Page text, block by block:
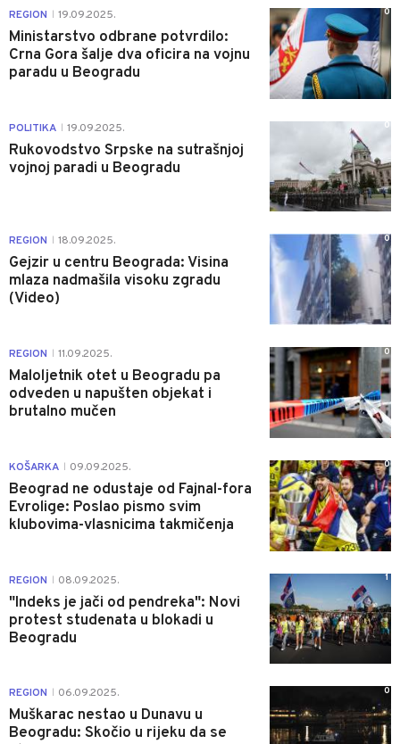
REGION 19.09.2025.
Ministarstvo odbrane potvrdilo:
Crna Gora šalje dva oficira na vojnu
paradu u Beogradu
0
POLITIKA 19.09.2025.
Rukovodstvo Srpske na sutrašnjoj
vojnoj paradi u Beogradu
0
REGION 18.09.2025.
Gejzir u centru Beograda: Visina
mlaza nadmašila visoku zgradu
(Video)
0
REGION 11.09.2025.
Maloljetnik otet u Beogradu pa
odveden u napušten objekat i
brutalno mučen
0
KOŠARKA 09.09.2025.
Beograd ne odustaje od Fajnal-fora
Evrolige: Poslao pismo svim
klubovima-vlasnicima takmičenja
0
REGION 08.09.2025.
"Indeks je jači od pendreka": Novi
protest studenata u blokadi u
Beogradu
1
REGION 06.09.2025.
Muškarac nestao u Dunavu u
Beogradu: Skočio u rijeku da se
0